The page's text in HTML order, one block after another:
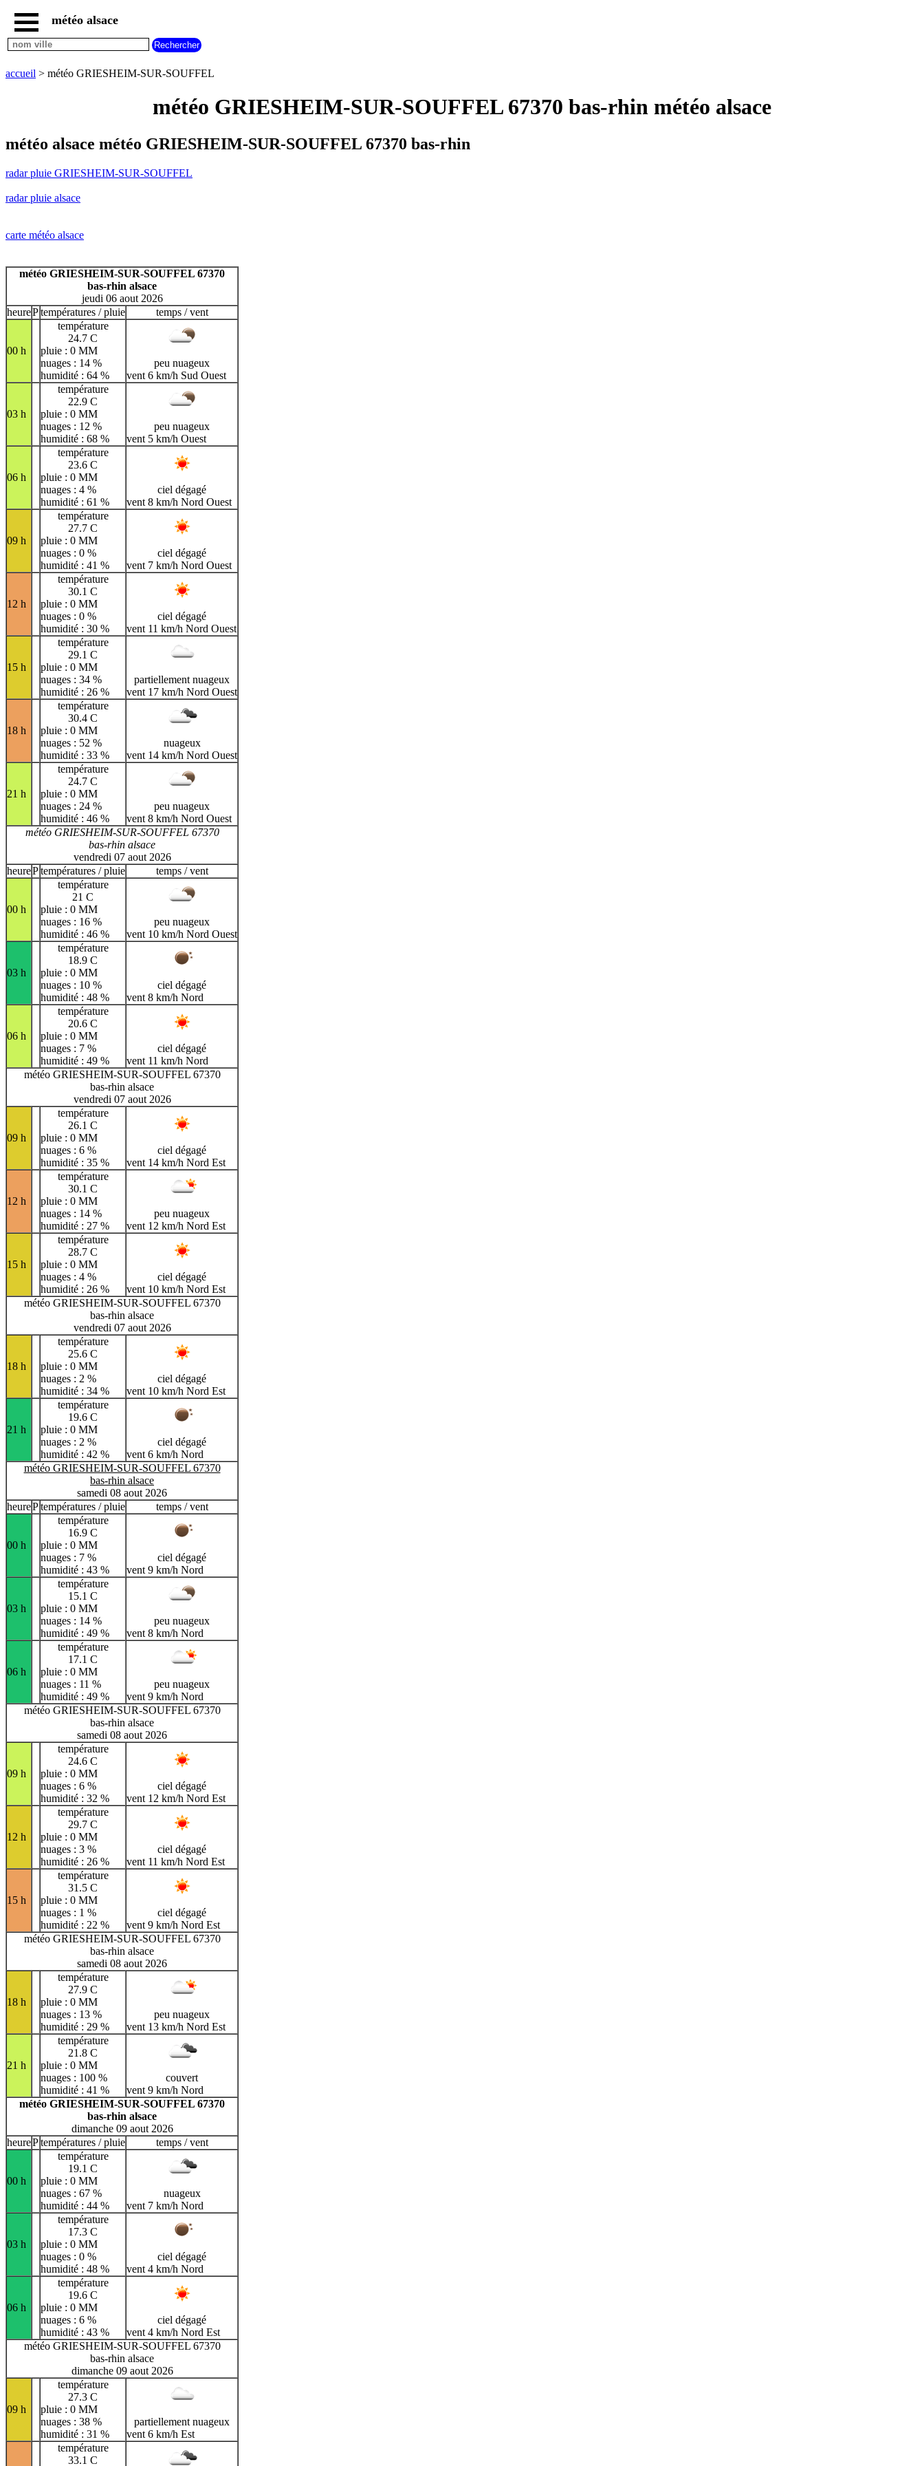
accueil
radar
GRIESHEIM-
alsace
pluie
carte
france
villages
A B C D E F
G
L M
O
P Q R S T
X Y Z
météo alsace
accueil > météo GRIESHEIM-SUR-SOUFFEL
météo GRIESHEIM-SUR-SOUFFEL 67370 bas-rhin météo alsace
météo alsace météo GRIESHEIM-SUR-SOUFFEL 67370 bas-rhin
radar pluie GRIESHEIM-SUR-SOUFFEL
radar pluie alsace
carte météo alsace
météo GRIESHEIM-SUR-SOUFFEL 67370
bas-rhin alsace
jeudi 06 aout 2026
heurePtempératures / pluie temps / vent
00 h
température
24.7 C
pluie : 0 MM
nuages : 14 %
humidité : 64 %
peu nuageux
vent 6 km/h Sud Ouest
03 h
température
22.9 C
pluie : 0 MM
nuages : 12 %
humidité : 68 %
peu nuageux
vent 5 km/h Ouest
06 h
température
23.6 C
pluie : 0 MM
nuages : 4 %
humidité : 61 %
ciel dégagé
vent 8 km/h Nord Ouest
09 h
température
27.7 C
pluie : 0 MM
nuages : 0 %
humidité : 41 %
ciel dégagé
vent 7 km/h Nord Ouest
12 h
température
30.1 C
pluie : 0 MM
nuages : 0 %
humidité : 30 %
ciel dégagé
vent 11 km/h Nord Ouest
15 h
température
29.1 C
pluie : 0 MM
nuages : 34 %
humidité : 26 %
partiellement nuageux
vent 17 km/h Nord Ouest
18 h
température
30.4 C
pluie : 0 MM
nuages : 52 %
humidité : 33 %
nuageux
vent 14 km/h Nord Ouest
21 h
température
24.7 C
pluie : 0 MM
nuages : 24 %
humidité : 46 %
peu nuageux
vent 8 km/h Nord Ouest
météo GRIESHEIM-SUR-SOUFFEL 67370
bas-rhin alsace
vendredi 07 aout 2026
heurePtempératures / pluie temps / vent
00 h
température
21 C
pluie : 0 MM
nuages : 16 %
humidité : 46 %
peu nuageux
vent 10 km/h Nord Ouest
03 h
température
18.9 C
pluie : 0 MM
nuages : 10 %
humidité : 48 %
ciel dégagé
vent 8 km/h Nord
06 h
température
20.6 C
pluie : 0 MM
nuages : 7 %
humidité : 49 %
ciel dégagé
vent 11 km/h Nord
météo GRIESHEIM-SUR-SOUFFEL 67370
bas-rhin alsace
vendredi 07 aout 2026
09 h
température
26.1 C
pluie : 0 MM
nuages : 6 %
humidité : 35 %
ciel dégagé
vent 14 km/h Nord Est
12 h
température
30.1 C
pluie : 0 MM
nuages : 14 %
humidité : 27 %
peu nuageux
vent 12 km/h Nord Est
15 h
température
28.7 C
pluie : 0 MM
nuages : 4 %
humidité : 26 %
ciel dégagé
vent 10 km/h Nord Est
météo GRIESHEIM-SUR-SOUFFEL 67370
bas-rhin alsace
vendredi 07 aout 2026
18 h
température
25.6 C
pluie : 0 MM
nuages : 2 %
humidité : 34 %
ciel dégagé
vent 10 km/h Nord Est
21 h
température
19.6 C
pluie : 0 MM
nuages : 2 %
humidité : 42 %
ciel dégagé
vent 6 km/h Nord
météo GRIESHEIM-SUR-SOUFFEL 67370
bas-rhin alsace
samedi 08 aout 2026
heurePtempératures / pluie temps / vent
00 h
température
16.9 C
pluie : 0 MM
nuages : 7 %
humidité : 43 %
ciel dégagé
vent 9 km/h Nord
03 h
température
15.1 C
pluie : 0 MM
nuages : 14 %
humidité : 49 %
peu nuageux
vent 8 km/h Nord
06 h
température
17.1 C
pluie : 0 MM
nuages : 11 %
humidité : 49 %
peu nuageux
vent 9 km/h Nord
météo GRIESHEIM-SUR-SOUFFEL 67370
bas-rhin alsace
samedi 08 aout 2026
09 h
température
24.6 C
pluie : 0 MM
nuages : 6 %
humidité : 32 %
ciel dégagé
vent 12 km/h Nord Est
12 h
température
29.7 C
pluie : 0 MM
nuages : 3 %
humidité : 26 %
ciel dégagé
vent 11 km/h Nord Est
15 h
température
31.5 C
pluie : 0 MM
nuages : 1 %
humidité : 22 %
ciel dégagé
vent 9 km/h Nord Est
météo GRIESHEIM-SUR-SOUFFEL 67370
bas-rhin alsace
samedi 08 aout 2026
18 h
température
27.9 C
pluie : 0 MM
nuages : 13 %
humidité : 29 %
peu nuageux
vent 13 km/h Nord Est
21 h
température
21.8 C
pluie : 0 MM
nuages : 100 %
humidité : 41 %
couvert
vent 9 km/h Nord
météo GRIESHEIM-SUR-SOUFFEL 67370
bas-rhin alsace
dimanche 09 aout 2026
heurePtempératures / pluie temps / vent
00 h
température
19.1 C
pluie : 0 MM
nuages : 67 %
humidité : 44 %
nuageux
vent 7 km/h Nord
03 h
température
17.3 C
pluie : 0 MM
nuages : 0 %
humidité : 48 %
ciel dégagé
vent 4 km/h Nord
06 h
température
19.6 C
pluie : 0 MM
nuages : 6 %
humidité : 43 %
ciel dégagé
vent 4 km/h Nord Est
météo GRIESHEIM-SUR-SOUFFEL 67370
bas-rhin alsace
dimanche 09 aout 2026
09 h
température
27.3 C
pluie : 0 MM
nuages : 38 %
humidité : 31 %
partiellement nuageux
vent 6 km/h Est
température
33.1 C